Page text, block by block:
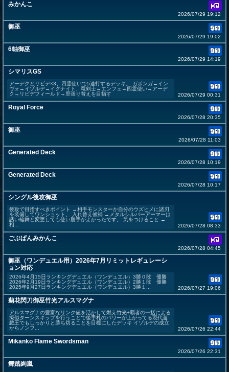
みかんこ
2026/07/29 19:12
御巫
2026/07/29 19:02
6軸御巫
2026/07/29 14:19
シマリスGS
アーデクとリビデ×3、四霊使いで5連打するデッキ。 ガボンガ→イン
ヴォ→イゾルデ→イグナイト、竜剣士→エンフェ→四霊使い→アーデ
ク→リビデフィールド→里張り替えを目指す
2026/07/29 00:31
Royal Force
2026/07/28 20:35
御巫
2026/07/28 11:03
Generated Deck
2026/07/28 10:19
Generated Deck
2026/07/28 10:17
シングル後攻御巫
後攻で目指すべきポイント →相手モンスターか自分のウズヒメに諸刃
を装備してワンショット。 入れ替え候補 →メタルシルバーアーマーは
誘い輪舞と変更しても使い勝手がよかったです。 気をつけること →
相...
2026/07/28 08:33
ごぶぱんみかんこ
2026/07/28 04:45
御巫（ワンデュエル用）2026年7月リミットレギュレーシ
ョン対応
2026年4月15日ランキングデュエル（ワンデュエル）3勝０敗 優勝
2026年2月19日ランキングデュエル（ワンデュエル）2勝１敗 優勝
2025年9月27日ランキングデュエル（ワンデュエル）3勝１...
2026/07/27 19:06
薊花閃刀御巫竹光アルスマグナ
アルスマグナの豊富なリンク値を活かして燃え竹光+覇者の一括による
擬似ターンスキップを行うことで後手札のパワーが上がってる現代遊
戯王でもしっかりと勝ち切ることを目標にしたデッキ イゾルデの成立
からノンフ...
2026/07/26 22:44
Mikanko Flame Swordsman
2026/07/26 22:31
舞踏絢嵐